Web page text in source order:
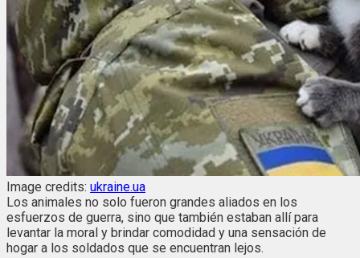
Image credits: ukraine.ua
Los animales no solo fueron grandes aliados en los
esfuerzos de guerra, sino que también estaban allí para
levantar la moral y brindar comodidad y una sensación de
hogar a los soldados que se encuentran lejos.